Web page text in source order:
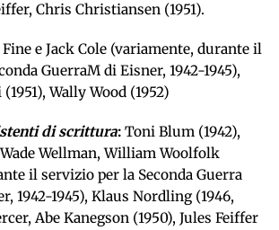
Chris Christiansen (1951).
e Jack Cole (variamente, durante il
GuerraM di Eisner, 1942-1945),
Wally Wood (1952)
di scrittura: Toni Blum (1942),
Wellman, William Woolfolk
il servizio per la Seconda Guerra
1942-1945), Klaus Nordling (1946,
Abe Kanegson (1950), Jules Feiffer